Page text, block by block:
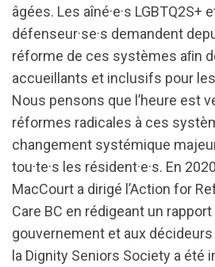
âgées. Les aîné·e·s LGBTQ2S+
défenseur·se·s demandent
réforme de ces systèmes aﬁn
accueillants et inclusifs pour les
Nous pensons que l’heure est
réformes radicales à ces
changement systémique
tou·te·s les résident·e·s. En
MacCourt a dirigé l’Action for
Care BC en rédigeant un
gouvernement et aux
la Dignity Seniors Society a été